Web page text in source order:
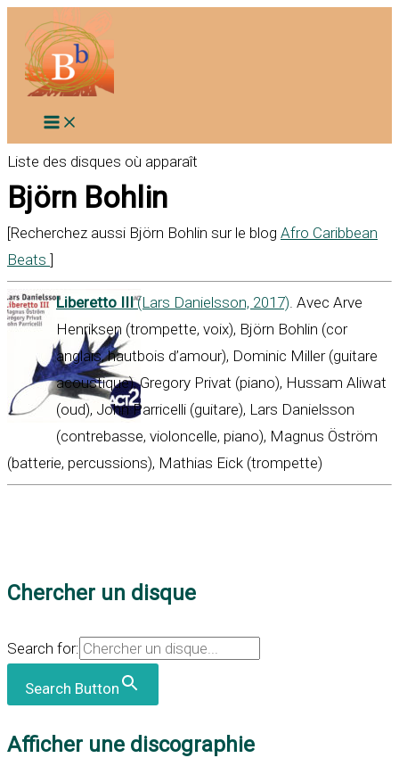
contenu
Liste des disques où apparaît
Björn Bohlin
[Recherchez aussi Björn Bohlin sur le blog Afro Caribbean
Beats ]
Liberetto III(Lars Danielsson, 2017). Avec Arve
Henriksen (trompette, voix), Björn Bohlin (cor
anglais, hautbois d’amour), Dominic Miller (guitare
acoustique), Gregory Privat (piano), Hussam Aliwat
(oud), John Parricelli (guitare), Lars Danielsson
(contrebasse, violoncelle, piano), Magnus Öström
(batterie, percussions), Mathias Eick (trompette)
Chercher un disque
Search for:
Search Button
Afficher une discographie